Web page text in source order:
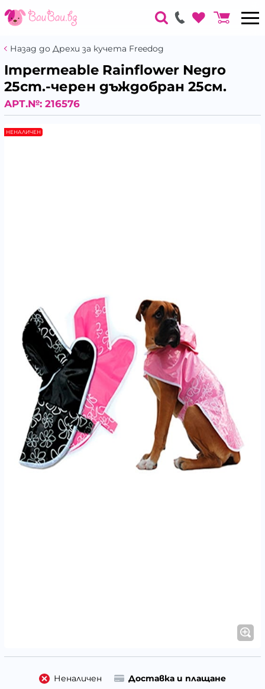
Назад до Дрехи за кучета Freedog
Impermeable Rainflower Negro
25cm.-черен дъждобран 25см.
АРТ.№: 216576
НЕНАЛИЧЕН
Неналичен Доставка и плащане